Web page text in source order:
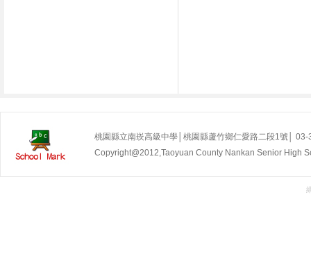
桃園縣立南崁高級中學│桃園縣蘆竹鄉仁愛路二段1號│
Copyright@2012,Taoyuan County Nankan Senior High